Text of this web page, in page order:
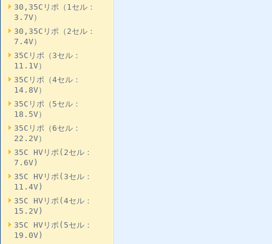
30,35Cリポ（1セル：
3.7V）
30,35Cリポ（2セル：
7.4V）
35Cリポ（3セル：
11.1V）
35Cリポ（4セル：
14.8V）
35Cリポ（5セル：
18.5V）
35Cリポ（6セル：
22.2V）
35C HVリポ(2セル：
7.6V)
35C HVリポ(3セル：
11.4V)
35C HVリポ(4セル：
15.2V)
35C HVリポ(5セル：
19.0V)